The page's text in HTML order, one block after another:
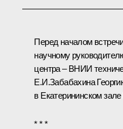
Перед началом
научному
центра – ВНИИ
Е.И.Забабахина
в Екатерининском
* * *